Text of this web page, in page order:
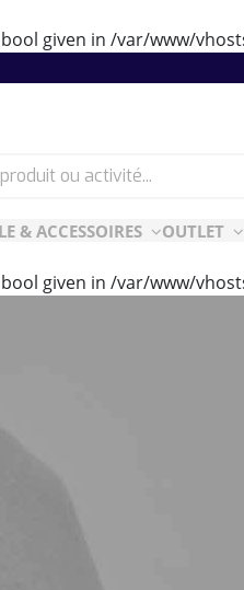
given in /var/www/
ESSENTIELLES
Style
& ACCESSOIRES OUTLET
given in /var/www/